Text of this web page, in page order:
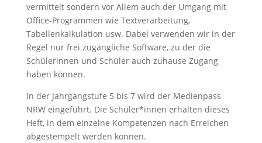
vermittelt sondern vor Allem auch der Umgang mit
Office-Programmen wie Textverarbeitung,
Tabellenkalkulation usw. Dabei verwenden wir in der
Regel nur frei zugängliche Software, zu der die
Schülerinnen und Schüler auch zuhause Zugang
haben können.
In der Jahrgangstufe 5 bis 7 wird der Medienpass
NRW eingeführt. Die Schüler*innen erhalten dieses
Heft, in dem einzelne Kompetenzen nach Erreichen
abgestempelt werden können.